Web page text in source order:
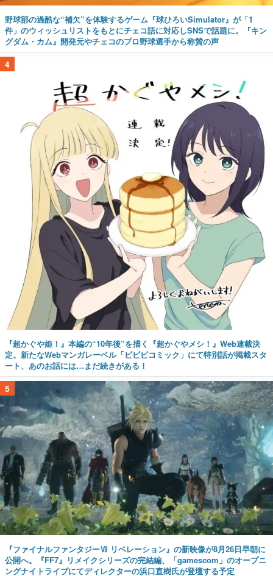
野球部の過酷な“補欠”を体験するゲーム『球ひろいSimulator』が「1
件」のウィッシュリストをもとにチェコ語に対応しSNSで話題に。『キン
グダム・カム』開発元やチェコのプロ野球選手から称賛の声
4
『超かぐや姫！』本編の“10年後”を描く『超かぐやメシ！』Web連載決
定。新たなWebマンガレーベル「ビビビコミック」にて特別話が掲載スタ
ート、あのお話には…まだ続きがある！
5
『ファイナルファンタジーⅦ リベレーション』の新映像が8月26日早朝に
公開へ。『FF7』リメイクシリーズの完結編、「gamescom」のオープニ
ングナイトライブにてディレクターの浜口直樹氏が登壇する予定